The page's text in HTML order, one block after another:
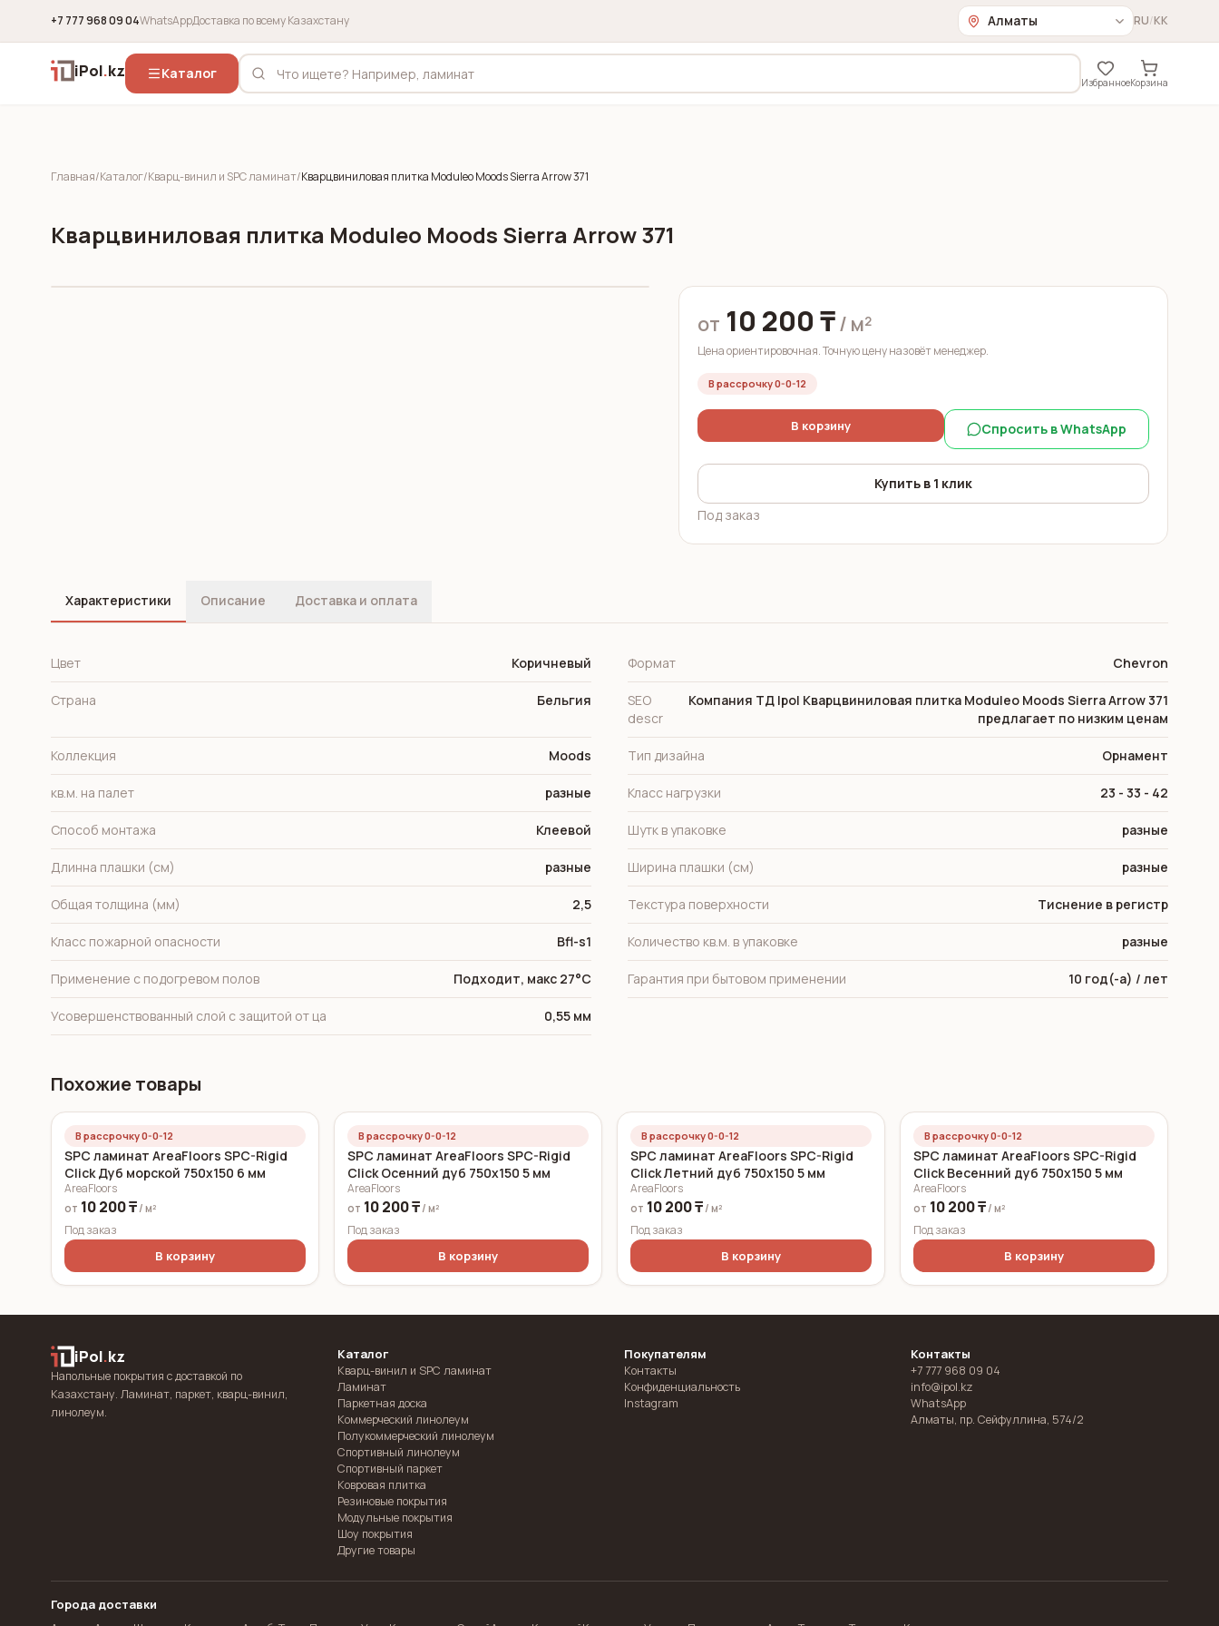
+7 777 968 09 04WhatsAppДоставка по всему Казахстану RU/KK
iPol.kz Каталог
ИзбранноеКорзина
Главная/Каталог/Кварц-винил и SPC ламинат/Кварцвиниловая плитка Moduleo Moods Sierra Arrow 371
Кварцвиниловая плитка Moduleo Moods Sierra Arrow 371
от 10 200 ₸/ м²
Цена ориентировочная. Точную цену назовёт менеджер.
В рассрочку 0-0-12
В корзину Спросить в WhatsApp
Купить в 1 клик
Под заказ
Характеристики Описание Доставка и оплата
Цвет Коричневый Формат Chevron
Страна Бельгия
SEO
descr
Компания ТД Ipol Кварцвиниловая плитка Moduleo Moods Sierra Arrow 371
предлагает по низким ценам
Коллекция Moods Тип дизайна Орнамент
кв.м. на палет разные Класс нагрузки 23 - 33 - 42
Способ монтажа Клеевой Шутк в упаковке разные
Длинна плашки (см) разные Ширина плашки (см) разные
Общая толщина (мм) 2,5 Текстура поверхности Тиснение в регистр
Класс пожарной опасности Bfl-s1 Количество кв.м. в упаковке разные
Применение с подогревом полов Подходит, макс 27°C Гарантия при бытовом применении 10 год(-а) / лет
Усовершенствованный слой с защитой от ца 0,55 мм
Похожие товары
В рассрочку 0-0-12
SPC ламинат AreaFloors SPC-Rigid
Click Дуб морской 750x150 6 мм
AreaFloors
от 10 200 ₸ / м²
Под заказ
В корзину
В рассрочку 0-0-12
SPC ламинат AreaFloors SPC-Rigid
Click Осенний дуб 750x150 5 мм
AreaFloors
от 10 200 ₸ / м²
Под заказ
В корзину
В рассрочку 0-0-12
SPC ламинат AreaFloors SPC-Rigid
Click Летний дуб 750x150 5 мм
AreaFloors
от 10 200 ₸ / м²
Под заказ
В корзину
В рассрочку 0-0-12
SPC ламинат AreaFloors SPC-Rigid
Click Весенний дуб 750x150 5 мм
AreaFloors
от 10 200 ₸ / м²
Под заказ
В корзину
iPol.kz
Напольные покрытия с доставкой по
Казахстану. Ламинат, паркет, кварц-винил,
линолеум.
Каталог
Кварц-винил и SPC ламинат
Ламинат
Паркетная доска
Коммерческий линолеум
Полукоммерческий линолеум
Спортивный линолеум
Спортивный паркет
Ковровая плитка
Резиновые покрытия
Модульные покрытия
Шоу покрытия
Другие товары
Покупателям
Контакты
Конфиденциальность
Instagram
Контакты
+7 777 968 09 04
info@ipol.kz
WhatsApp
Алматы, пр. Сейфуллина, 574/2
Города доставки